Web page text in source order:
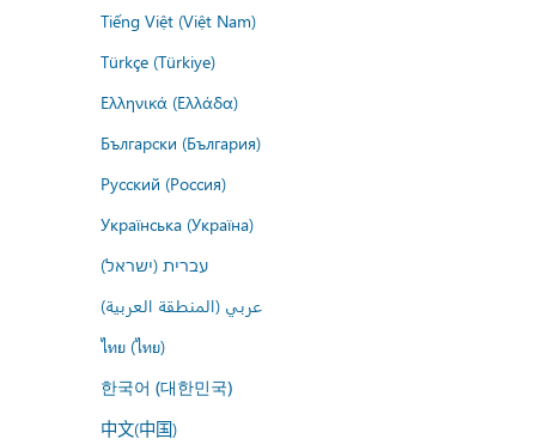
Tiếng Việt (Việt Nam)
Türkçe (Türkiye)
Ελληνικά (Ελλάδα)
Български (България)
Русский (Россия)
Українська (Україна)
עברית (ישראל)
عربي (المنطقة العربية)
ไทย (ไทย)
한국어 (대한민국)
中文(中国)